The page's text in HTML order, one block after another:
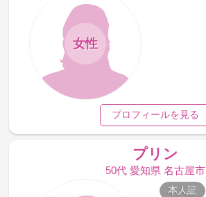
女性
プロフィールを見る
プリン
50代 愛知県 名古屋市
本人証